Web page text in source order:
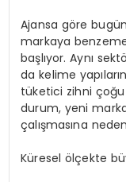
Ajansa göre
markaya
başlıyor. Aynı
da kelime
tüketici zihni çoğu
durum, yeni
çalışmasına
Küresel ölçekte